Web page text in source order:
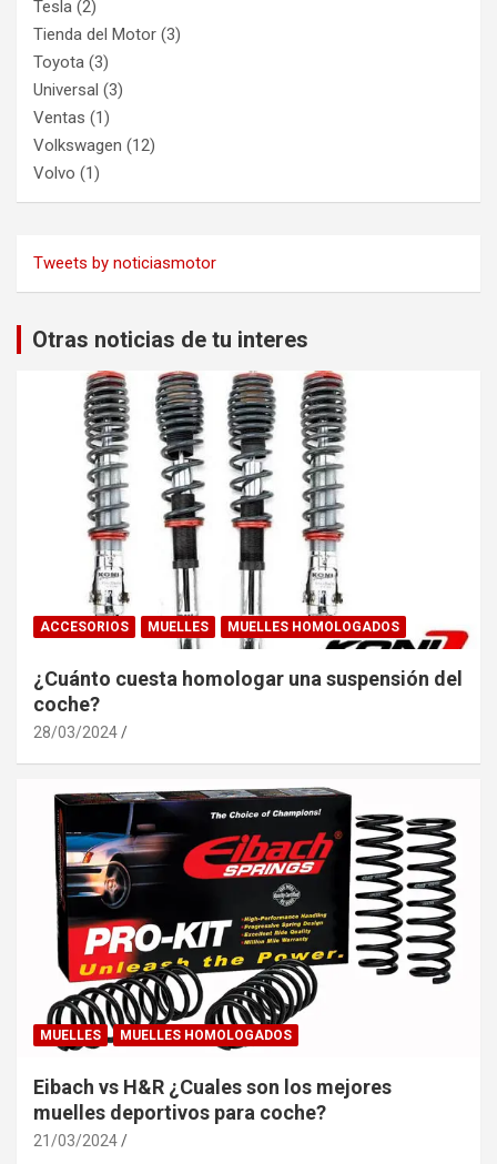
Tesla (2)
Tienda del Motor (3)
Toyota (3)
Universal (3)
Ventas (1)
Volkswagen (12)
Volvo (1)
Tweets by noticiasmotor
Otras noticias de tu interes
ACCESORIOS MUELLES MUELLES HOMOLOGADOS
¿Cuánto cuesta homologar una suspensión del
coche?
28/03/2024
MUELLES MUELLES HOMOLOGADOS
Eibach vs H&R ¿Cuales son los mejores
muelles deportivos para coche?
21/03/2024